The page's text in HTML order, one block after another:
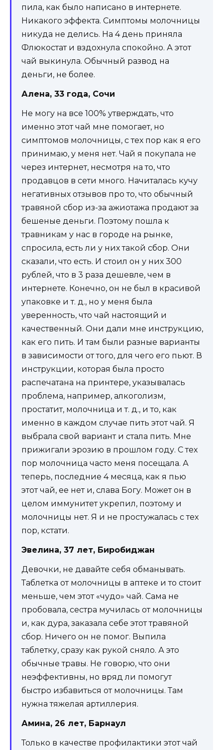
пила, как было написано в интернете.
Никакого эффекта. Симптомы молочницы
никуда не делись. На 4 день приняла
Флюкостат и вздохнула спокойно. А этот
чай выкинула. Обычный развод на
деньги, не более.
Алена, 33 года, Сочи
Не могу на все 100% утверждать, что
именно этот чай мне помогает, но
симптомов молочницы, с тех пор как я его
принимаю, у меня нет. Чай я покупала не
через интернет, несмотря на то, что
продавцов в сети много. Начиталась кучу
негативных отзывов про то, что обычный
травяной сбор из-за ажиотажа продают за
бешеные деньги. Поэтому пошла к
травникам у нас в городе на рынке,
спросила, есть ли у них такой сбор. Они
сказали, что есть. И стоил он у них 300
рублей, что в 3 раза дешевле, чем в
интернете. Конечно, он не был в красивой
упаковке и т. д., но у меня была
уверенность, что чай настоящий и
качественный. Они дали мне инструкцию,
как его пить. И там были разные варианты
в зависимости от того, для чего его пьют. В
инструкции, которая была просто
распечатана на принтере, указывалась
проблема, например, алкоголизм,
простатит, молочница и т. д., и то, как
именно в каждом случае пить этот чай. Я
выбрала свой вариант и стала пить. Мне
прижигали эрозию в прошлом году. С тех
пор молочница часто меня посещала. А
теперь, последние 4 месяца, как я пью
этот чай, ее нет и, слава Богу. Может он в
целом иммунитет укрепил, поэтому и
молочницы нет. Я и не простужалась с тех
пор, кстати.
Эвелина, 37 лет, Биробиджан
Девочки, не давайте себя обманывать.
Таблетка от молочницы в аптеке и то стоит
меньше, чем этот «чудо» чай. Сама не
пробовала, сестра мучилась от молочницы
и, как дура, заказала себе этот травяной
сбор. Ничего он не помог. Выпила
таблетку, сразу как рукой сняло. А это
обычные травы. Не говорю, что они
неэффективны, но вряд ли помогут
быстро избавиться от молочницы. Там
нужна тяжелая артиллерия.
Амина, 26 лет, Барнаул
Только в качестве профилактики этот чай